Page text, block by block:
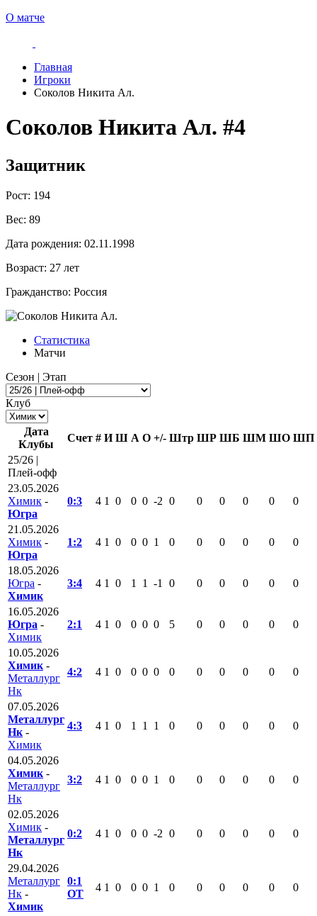
О матче
Главная
Игроки
Соколов Никита Ал.
Соколов Никита Ал. #4
Защитник
Рост: 194
Вес: 89
Дата рождения: 02.11.1998
Возраст: 27 лет
Гражданство: Россия
Статистика
Матчи
Сезон | Этап
Клуб
Дата
Клубы
Счет # И Ш А О +/- Штр ШР ШБ ШМ ШО ШП
25/26 |
Плей-офф
23.05.2026
Химик -
Югра
0:3 4 1 0 0 0 -2 0 0 0 0 0 0
21.05.2026
Химик -
Югра
1:2 4 1 0 0 0 1 0 0 0 0 0 0
18.05.2026
Югра -
Химик
3:4 4 1 0 1 1 -1 0 0 0 0 0 0
16.05.2026
Югра -
Химик
2:1 4 1 0 0 0 0 5 0 0 0 0 0
10.05.2026
Химик -
Металлург
Нк
4:2 4 1 0 0 0 0 0 0 0 0 0 0
07.05.2026
Металлург
Нк -
Химик
4:3 4 1 0 1 1 1 0 0 0 0 0 0
04.05.2026
Химик -
Металлург
Нк
3:2 4 1 0 0 0 1 0 0 0 0 0 0
02.05.2026
Химик -
Металлург
Нк
0:2 4 1 0 0 0 -2 0 0 0 0 0 0
29.04.2026
Металлург
Нк -
Химик
0:1
ОТ
4 1 0 0 0 1 0 0 0 0 0 0